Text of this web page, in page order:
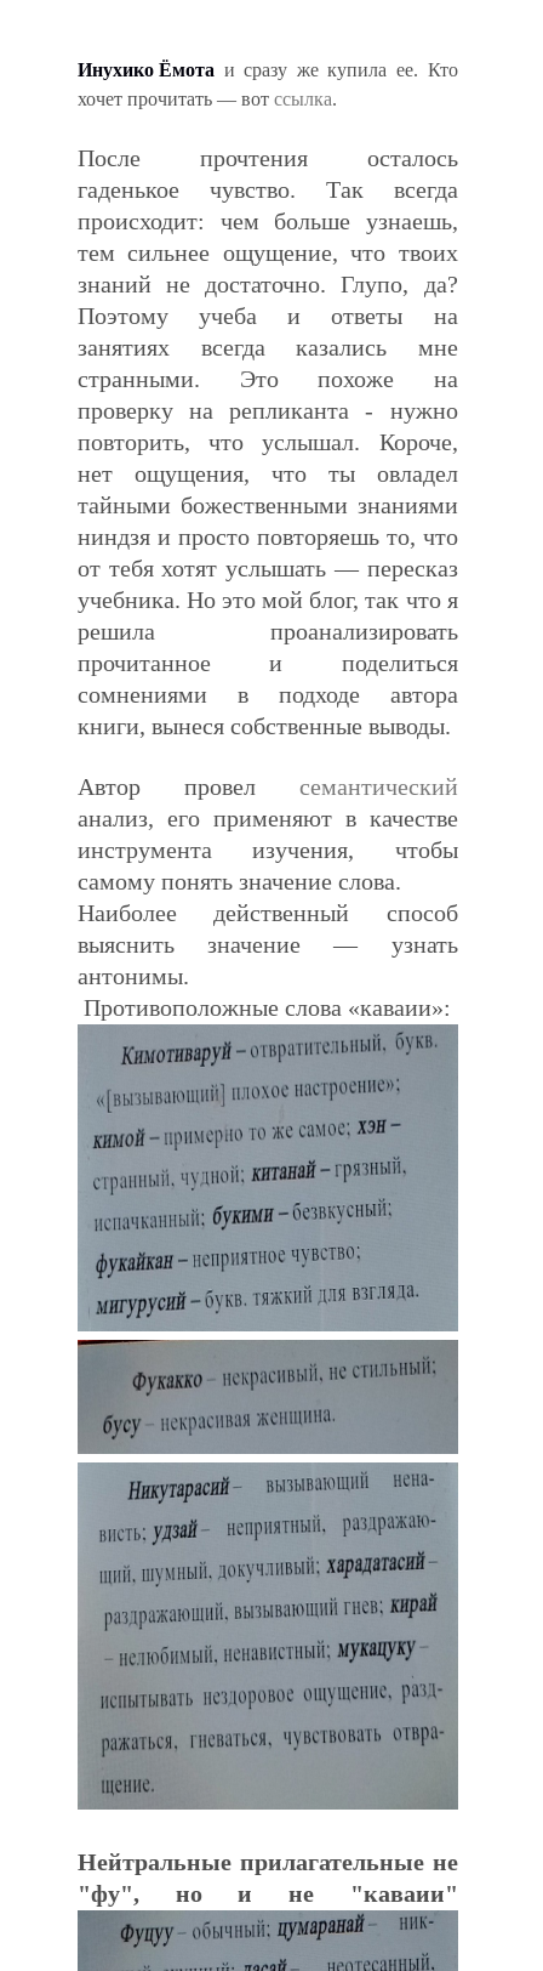
Инухико Ёмота и сразу же купила ее. Кто
хочет прочитать — вот ссылка.
После прочтения осталось
гаденькое чувство. Так всегда
происходит: чем больше узнаешь,
тем сильнее ощущение, что твоих
знаний не достаточно. Глупо, да?
Поэтому учеба и ответы на
занятиях всегда казались мне
странными. Это похоже на
проверку на репликанта - нужно
повторить, что услышал. Короче,
нет ощущения, что ты овладел
тайными божественными знаниями
ниндзя и просто повторяешь то, что
от тебя хотят услышать — пересказ
учебника. Но это мой блог, так что я
решила проанализировать
прочитанное и поделиться
сомнениями в подходе автора
книги, вынеся собственные выводы.
Автор провел семантический
анализ, его применяют в качестве
инструмента изучения, чтобы
самому понять значение слова.
Наиболее действенный способ
выяснить значение — узнать
антонимы.
Противоположные слова «каваии»:
Нейтральные прилагательные не
"фу", но и не "каваии"